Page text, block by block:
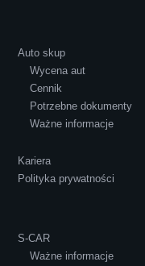
Auto skup
Wycena aut
Cennik
Potrzebne dokumenty
Ważne informacje
Kariera
Polityka prywatności
S-CAR
Ważne informacje